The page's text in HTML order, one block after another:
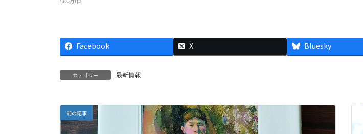
Facebook X Bluesky
カテゴリー 最新情報
前の記事